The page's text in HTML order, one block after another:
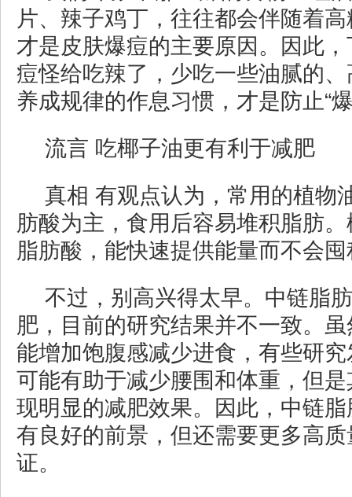
片、辣子鸡丁，往往都会伴随着
才是皮肤爆痘的主要原因。因此
痘怪给吃辣了，少吃一些油腻的
养成规律的作息习惯，才是防止“
流言 吃椰子油更有利于减肥
真相 有观点认为，常用的植物
肪酸为主，食用后容易堆积脂肪
脂肪酸，能快速提供能量而不会
不过，别高兴得太早。中链脂
肥，目前的研究结果并不一致。
能增加饱腹感减少进食，有些研
可能有助于减少腰围和体重，但
现明显的减肥效果。因此，中链
有良好的前景，但还需要更多高
证。